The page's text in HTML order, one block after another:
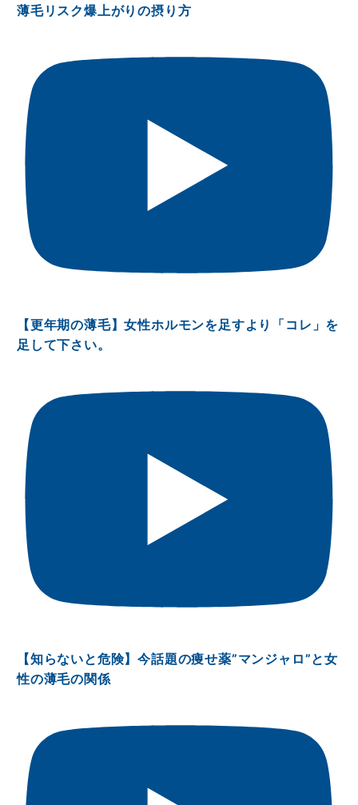
薄毛リスク爆上がりの摂り方
【更年期の薄毛】女性ホルモンを足すより「コレ」を
足して下さい。
【知らないと危険】今話題の痩せ薬”マンジャロ”と女
性の薄毛の関係